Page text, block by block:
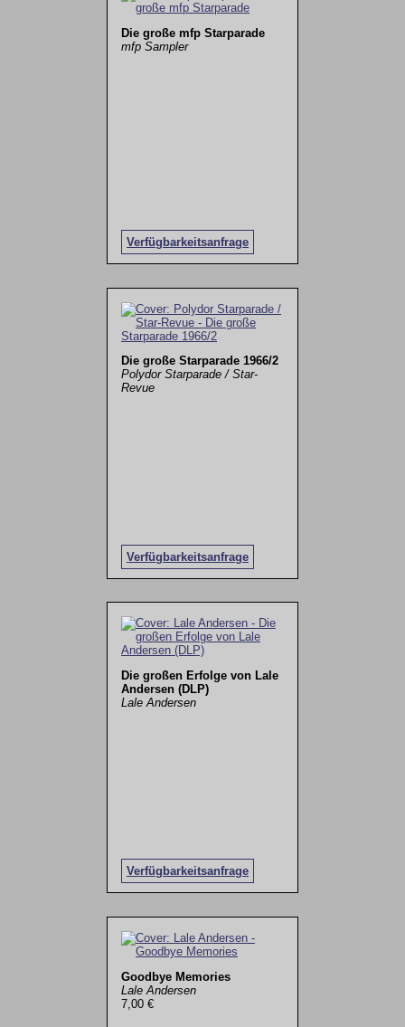
Die große mfp Starparade
mfp Sampler
Verfügbarkeitsanfrage
Die große Starparade 1966/2
Polydor Starparade / Star-
Revue
Verfügbarkeitsanfrage
Die großen Erfolge von Lale
Andersen (DLP)
Lale Andersen
Verfügbarkeitsanfrage
Goodbye Memories
Lale Andersen
7,00 €